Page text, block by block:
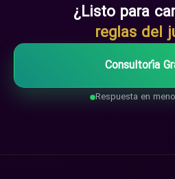
¿Listo para
reglas del
Consultoría
Respuesta en